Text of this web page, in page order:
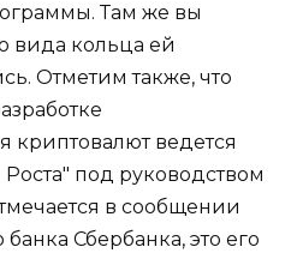
Там же вы
вида кольца ей
Отметим также, что
криптовалют ведется
под руководством
в сообщении
Сбербанка, это его